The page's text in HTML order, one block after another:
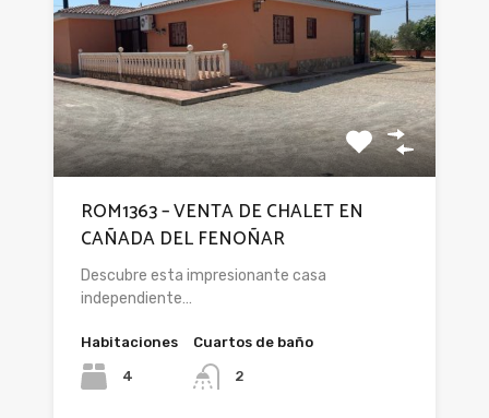
ROM1363 – VENTA DE CHALET EN
CAÑADA DEL FENOÑAR
Descubre esta impresionante casa
independiente…
Habitaciones
4
Cuartos de baño
2